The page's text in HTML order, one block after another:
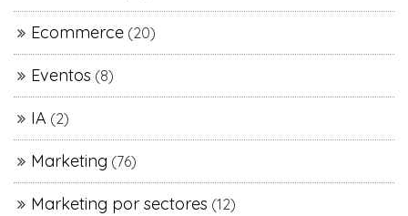
Ecommerce (20)
Eventos (8)
IA (2)
Marketing (76)
Marketing por sectores (12)